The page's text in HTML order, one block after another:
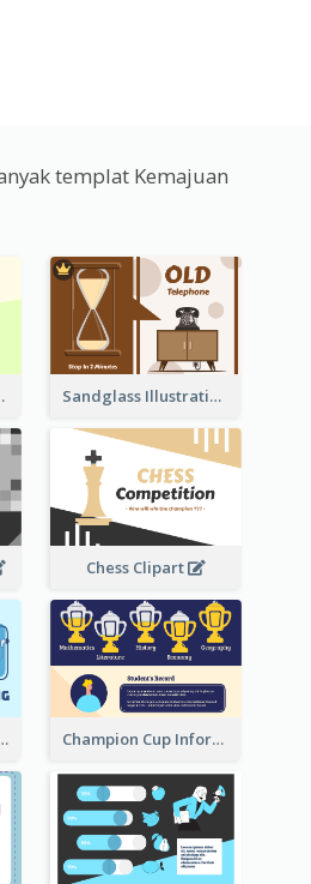
templat Kemajuan
Diagram Sandglass Illustration About Telephone
Chess Clipart
In Groups Champion Cup Informative Record